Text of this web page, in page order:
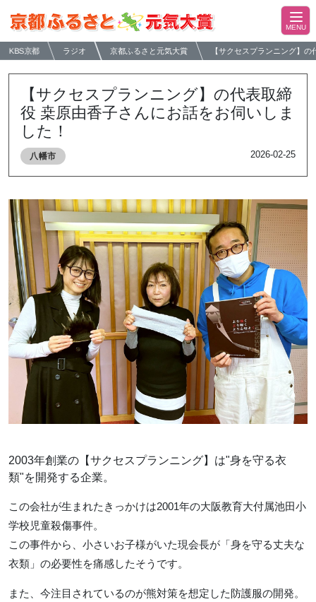
KBS京都 ラジオ 京都ふるさと元気大賞 【サクセスプランニング】
【サクセスプランニング】の代表取締
役 桒原由香子さんにお話をお伺いしま
した！
八幡市 2026-02-25
2003年創業の【サクセスプランニング】は"身を守る衣
類"を開発する企業。
この会社が生まれたきっかけは2001年の大阪教育大付属池田小
学校児童殺傷事件。
この事件から、小さいお子様がいた現会長が「身を守る丈夫な
衣類」の必要性を痛感したそうです。
また、今注目されているのが熊対策を想定した防護服の開発。